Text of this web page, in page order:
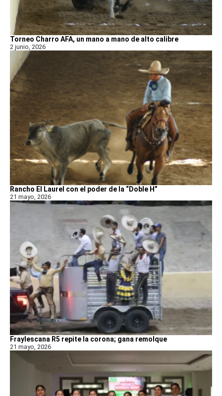
Torneo Charro AFA, un mano a mano de alto calibre
2 junio, 2026
Rancho El Laurel con el poder de la “Doble H”
21 mayo, 2026
Fraylescana R5 repite la corona; gana remolque
21 mayo, 2026